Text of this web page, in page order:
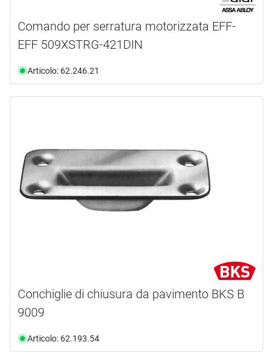
Comando per serratura motorizzata EFF-
EFF 509XSTRG-421DIN
Articolo: 62.246.21
Conchiglie di chiusura da pavimento BKS B
9009
Articolo: 62.193.54